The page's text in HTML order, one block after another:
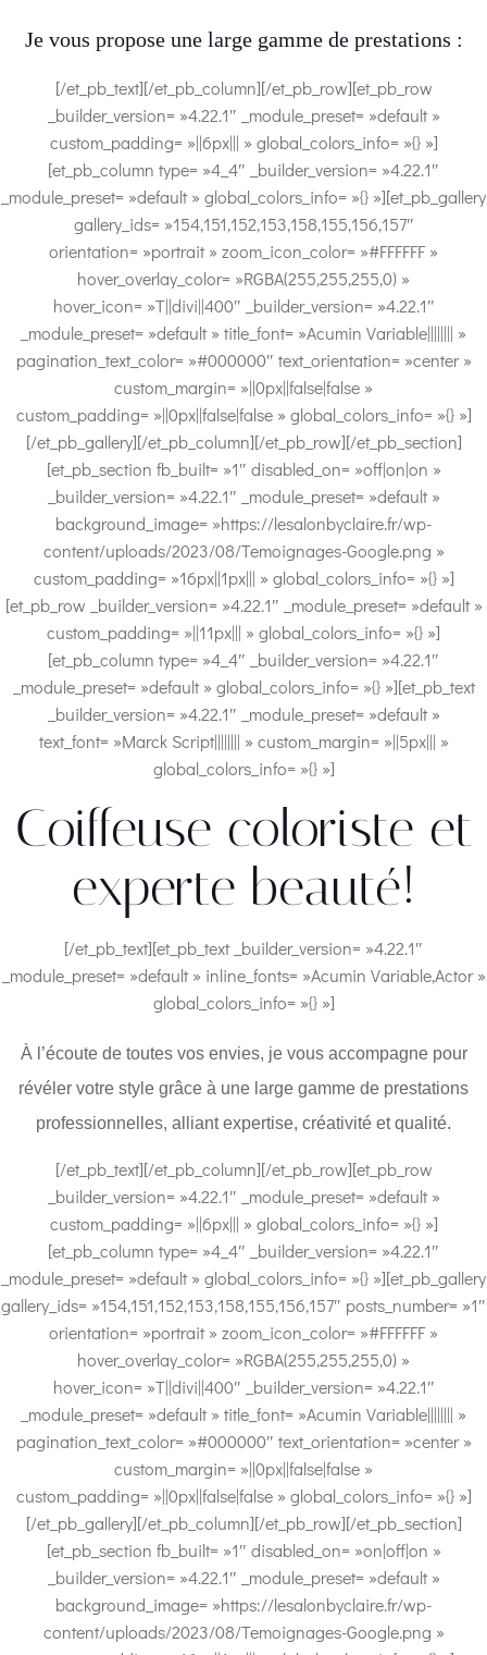
Je vous propose une large gamme de prestations :
[/et_pb_text][/et_pb_column][/et_pb_row][et_pb_row
_builder_version= »4.22.1″ _module_preset= »default »
custom_padding= »||6px||| » global_colors_info= »{} »]
[et_pb_column type= »4_4″ _builder_version= »4.22.1″
_module_preset= »default » global_colors_info= »{} »][et_pb_gallery
gallery_ids= »154,151,152,153,158,155,156,157″
orientation= »portrait » zoom_icon_color= »#FFFFFF »
hover_overlay_color= »RGBA(255,255,255,0) »
hover_icon= »T||divi||400″ _builder_version= »4.22.1″
_module_preset= »default » title_font= »Acumin Variable|||||||| »
pagination_text_color= »#000000″ text_orientation= »center »
custom_margin= »||0px||false|false »
custom_padding= »||0px||false|false » global_colors_info= »{} »]
[/et_pb_gallery][/et_pb_column][/et_pb_row][/et_pb_section]
[et_pb_section fb_built= »1″ disabled_on= »off|on|on »
_builder_version= »4.22.1″ _module_preset= »default »
background_image= »https://lesalonbyclaire.fr/wp-
content/uploads/2023/08/Temoignages-Google.png »
custom_padding= »16px||1px||| » global_colors_info= »{} »]
[et_pb_row _builder_version= »4.22.1″ _module_preset= »default »
custom_padding= »||11px||| » global_colors_info= »{} »]
[et_pb_column type= »4_4″ _builder_version= »4.22.1″
_module_preset= »default » global_colors_info= »{} »][et_pb_text
_builder_version= »4.22.1″ _module_preset= »default »
text_font= »Marck Script|||||||| » custom_margin= »||5px||| »
global_colors_info= »{} »]
Coiffeuse coloriste et
experte beauté!
[/et_pb_text][et_pb_text _builder_version= »4.22.1″
_module_preset= »default » inline_fonts= »Acumin Variable,Actor »
global_colors_info= »{} »]
À l’écoute de toutes vos envies, je vous accompagne pour
révéler votre style grâce à une large gamme de prestations
professionnelles, alliant expertise, créativité et qualité.
[/et_pb_text][/et_pb_column][/et_pb_row][et_pb_row
_builder_version= »4.22.1″ _module_preset= »default »
custom_padding= »||6px||| » global_colors_info= »{} »]
[et_pb_column type= »4_4″ _builder_version= »4.22.1″
_module_preset= »default » global_colors_info= »{} »][et_pb_gallery
gallery_ids= »154,151,152,153,158,155,156,157″ posts_number= »1″
orientation= »portrait » zoom_icon_color= »#FFFFFF »
hover_overlay_color= »RGBA(255,255,255,0) »
hover_icon= »T||divi||400″ _builder_version= »4.22.1″
_module_preset= »default » title_font= »Acumin Variable|||||||| »
pagination_text_color= »#000000″ text_orientation= »center »
custom_margin= »||0px||false|false »
custom_padding= »||0px||false|false » global_colors_info= »{} »]
[/et_pb_gallery][/et_pb_column][/et_pb_row][/et_pb_section]
[et_pb_section fb_built= »1″ disabled_on= »on|off|on »
_builder_version= »4.22.1″ _module_preset= »default »
background_image= »https://lesalonbyclaire.fr/wp-
content/uploads/2023/08/Temoignages-Google.png »